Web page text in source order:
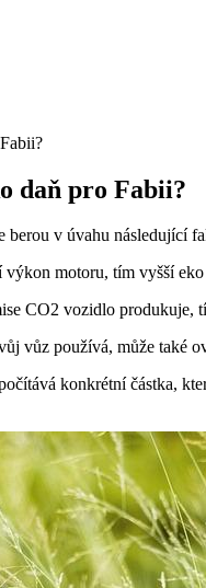
daň pro Fabii?
berou v úvahu následující
výkon motoru, tím vyšší eko
CO2 vozidlo produkuje,
vůz používá, může také
konkrétní částka,